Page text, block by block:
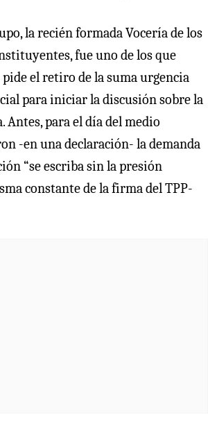
la recién formada Vocería de los
fue uno de los que
el retiro de la suma urgencia
para iniciar la discusión sobre la
Antes, para el día del medio
-en una declaración- la demanda
“se escriba sin la presión
constante de la firma del TPP-